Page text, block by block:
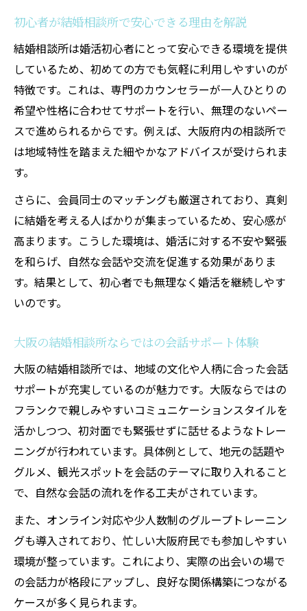
結婚相談所を使った婚活で大切な安全確認法
結婚相談所で覚えたい相手の安全確認ポイ
ント
婚活で結婚相談所を使う際の注意点と対策
結婚相談所が提案する安心の婚活サポート
危険な相手を見抜く結婚相談所の活用法
結婚相談所でリスク回避するためのコツ
誠実な相手を見抜く婚活会話の実践ポイント
結婚相談所の会話で誠実さを見極める方法
婚活で信頼できる相手を結婚相談所で探す
会話から誠実な人柄を知る結婚相談所の実
践法
結婚相談所利用時の信頼確認ポイントを解
説
サポートを活かした効率的な大阪婚活の進め方
結婚相談所のサポートで効率的に婚活する
方法
ント
結婚相談所の伴走で婚活がスムーズに進む
理由
サポートを最大限活かす結婚相談所の使い
初心者が結婚相談所で安心できる理由を解説
結婚相談所は婚活初心者にとって安心できる環境を提供
しているため、初めての方でも気軽に利用しやすいのが
特徴です。これは、専門のカウンセラーが一人ひとりの
希望や性格に合わせてサポートを行い、無理のないペー
スで進められるからです。例えば、大阪府内の相談所で
は地域特性を踏まえた細やかなアドバイスが受けられま
す。
さらに、会員同士のマッチングも厳選されており、真剣
に結婚を考える人ばかりが集まっているため、安心感が
高まります。こうした環境は、婚活に対する不安や緊張
を和らげ、自然な会話や交流を促進する効果がありま
す。結果として、初心者でも無理なく婚活を継続しやす
いのです。
大阪の結婚相談所ならではの会話サポート体験
大阪の結婚相談所では、地域の文化や人柄に合った会話
サポートが充実しているのが魅力です。大阪ならではの
フランクで親しみやすいコミュニケーションスタイルを
活かしつつ、初対面でも緊張せずに話せるようなトレー
ニングが行われています。具体例として、地元の話題や
グルメ、観光スポットを会話のテーマに取り入れること
で、自然な会話の流れを作る工夫がされています。
また、オンライン対応や少人数制のグループトレーニン
グも導入されており、忙しい大阪府民でも参加しやすい
環境が整っています。これにより、実際の出会いの場で
の会話力が格段にアップし、良好な関係構築につながる
ケースが多く見られます。